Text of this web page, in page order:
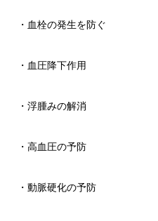
・血栓の発生を防ぐ
・血圧降下作用
・浮腫みの解消
・高血圧の予防
・動脈硬化の予防